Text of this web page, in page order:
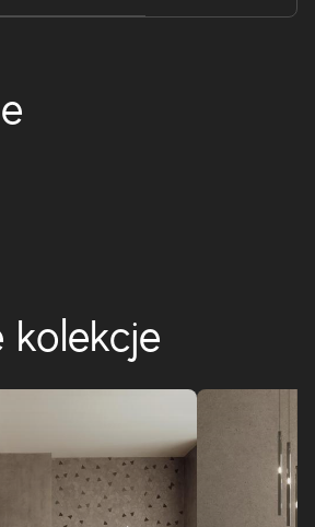
eleganckimi porcelanowymi
płytkami w
kolekcje